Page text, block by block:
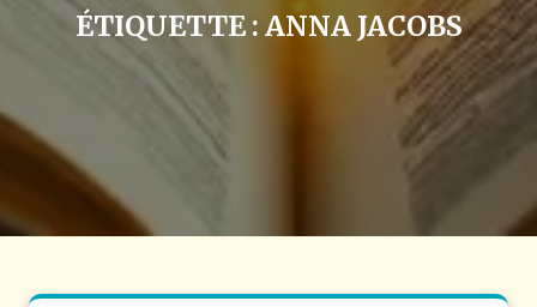
ÉTIQUETTE : ANNA JACOBS